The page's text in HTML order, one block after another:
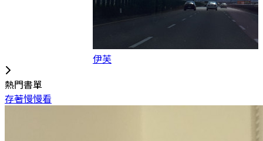
伊芙
熱門書單
存著慢慢看